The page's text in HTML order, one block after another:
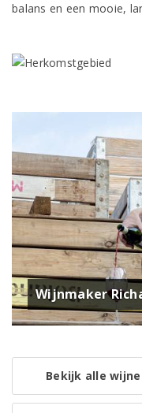
balans en een mooie,
Wijnmaker
Bekijk alle